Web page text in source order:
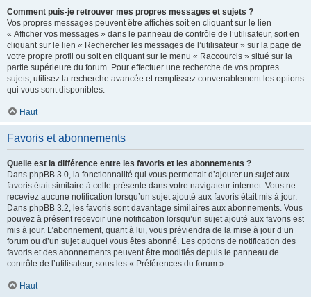
Comment puis-je retrouver mes propres messages et sujets ?
Vos propres messages peuvent être affichés soit en cliquant sur le lien
« Afficher vos messages » dans le panneau de contrôle de l’utilisateur, soit en
cliquant sur le lien « Rechercher les messages de l’utilisateur » sur la page de
votre propre profil ou soit en cliquant sur le menu « Raccourcis » situé sur la
partie supérieure du forum. Pour effectuer une recherche de vos propres
sujets, utilisez la recherche avancée et remplissez convenablement les options
qui vous sont disponibles.
Haut
Favoris et abonnements
Quelle est la différence entre les favoris et les abonnements ?
Dans phpBB 3.0, la fonctionnalité qui vous permettait d’ajouter un sujet aux
favoris était similaire à celle présente dans votre navigateur internet. Vous ne
receviez aucune notification lorsqu’un sujet ajouté aux favoris était mis à jour.
Dans phpBB 3.2, les favoris sont davantage similaires aux abonnements. Vous
pouvez à présent recevoir une notification lorsqu’un sujet ajouté aux favoris est
mis à jour. L’abonnement, quant à lui, vous préviendra de la mise à jour d’un
forum ou d’un sujet auquel vous êtes abonné. Les options de notification des
favoris et des abonnements peuvent être modifiés depuis le panneau de
contrôle de l’utilisateur, sous les « Préférences du forum ».
Haut